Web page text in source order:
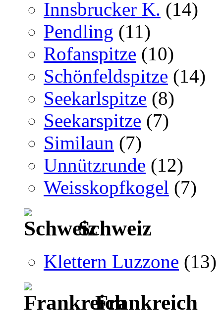
Innsbrucker K. (14)
Pendling (11)
Rofanspitze (10)
Schönfeldspitze (14)
Seekarlspitze (8)
Seekarspitze (7)
Similaun (7)
Unnützrunde (12)
Weisskopfkogel (7)
Schweiz
Klettern Luzzone (13)
Frankreich